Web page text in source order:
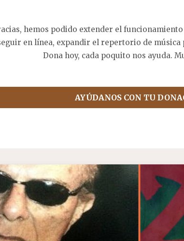
hemos podido extender el
en línea, expandir el repertorio de
Dona hoy, cada poquito nos ayuda.
AYÚDANOS CON TU